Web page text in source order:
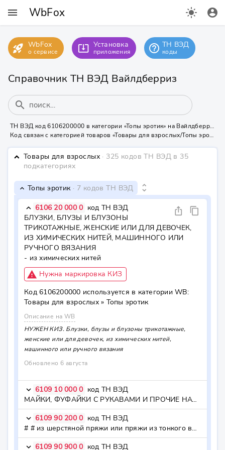
menu WbFox light_mode account_circle
rocket_launch WbFox
о сервисе system_update_alt Установка
приложения help_outline ТН ВЭД
коды
Справочник ТН ВЭД Вайлдберриз
search
ТН ВЭД код 6106200000 в категории «Топы эротик» на Вайлдберриз
Код связан с категорией товаров «Товары для взрослых/Топы эротик» - нужна маркировка КИЗ или УИН
keyboard_arrow_down Товары для взрослых · 325 кодов ТН ВЭД в 35
подкатегориях
keyboard_arrow_down Топы эротик · 7 кодов ТН ВЭД unfold_more
ios_share content_copy
keyboard_arrow_down 6106 20 000 0 код ТН ВЭД
БЛУЗКИ, БЛУЗЫ И БЛУЗОНЫ
ТРИКОТАЖНЫЕ, ЖЕНСКИЕ ИЛИ ДЛЯ ДЕВОЧЕК,
ИЗ ХИМИЧЕСКИХ НИТЕЙ, МАШИННОГО ИЛИ
РУЧНОГО ВЯЗАНИЯ
- из химических нитей
report_problem Нужна маркировка КИЗ
Код 6106200000 используется в категории WB:
Товары для взрослых » Топы эротик
Описание на WB
НУЖЕН КИЗ. Блузки, блузы и блузоны трикотажные,
женские или для девочек, из химических нитей,
машинного или ручного вязания
Обновлено 6 августа
keyboard_arrow_down 6109 10 000 0 код ТН ВЭД
МАЙКИ, ФУФАЙКИ С РУКАВАМИ И ПРОЧИЕ НАТЕЛЬНЫЕ ФУФАЙКИ ТРИКОТАЖНЫЕ, ИЗ ХЛОПЧАТОБУМАЖНОЙ ПРЯЖИ, МАШИННОГО ИЛИ РУЧНОГО ВЯЗАНИЯ - из хлопчатобумажной пряжи
keyboard_arrow_down 6109 90 200 0 код ТН ВЭД
# # из шерстяной пряжи или пряжи из тонкого волоса животных или из химических нитей - - из шерстяной пряжи или пряжи из тонкого волоса животных или из химических нитей
keyboard_arrow_down 6109 90 900 0 код ТН ВЭД